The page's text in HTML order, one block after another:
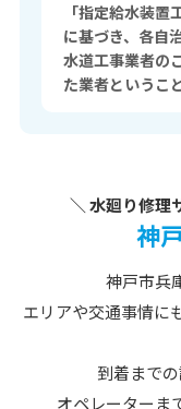
「指定給水装
に基づき、各自
水道工事業者の
た業者というこ
＼ 水廻り修理
神
神戸市兵
エリアや交通事情に
到着まで
オペレーターま